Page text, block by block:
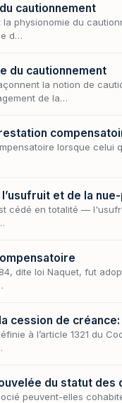
cautionnement
la physionomie du
d…
du cautionnement
la notion de
de la…
lorsque
et de la
cédé en totalité —
dite loi Naquet, fut
cession de
à l’article 1321 du
du statut
peuvent-elles